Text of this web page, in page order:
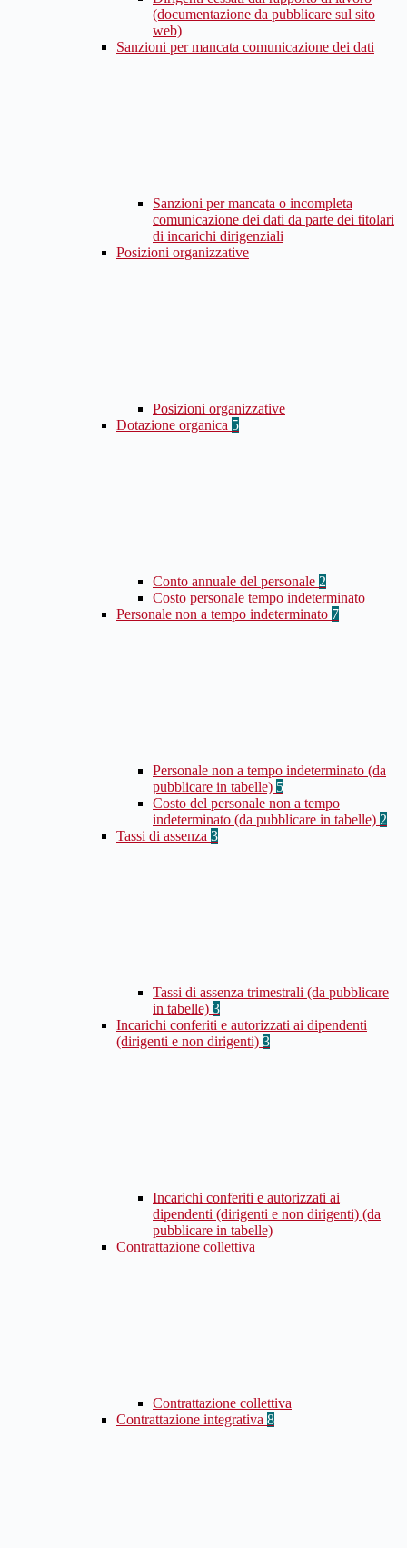
(documentazione da pubblicare sul sito
web)
Sanzioni per mancata comunicazione dei dati
Sanzioni per mancata o incompleta
comunicazione dei dati da parte dei titolari
di incarichi dirigenziali
Posizioni organizzative
Posizioni organizzative
Dotazione organica 5
Conto annuale del personale 2
Costo personale tempo indeterminato
Personale non a tempo indeterminato 7
Personale non a tempo indeterminato (da
pubblicare in tabelle) 5
Costo del personale non a tempo
indeterminato (da pubblicare in tabelle) 2
Tassi di assenza 3
Tassi di assenza trimestrali (da pubblicare
in tabelle) 3
Incarichi conferiti e autorizzati ai dipendenti
(dirigenti e non dirigenti) 3
Incarichi conferiti e autorizzati ai
dipendenti (dirigenti e non dirigenti) (da
pubblicare in tabelle)
Contrattazione collettiva
Contrattazione collettiva
Contrattazione integrativa 8